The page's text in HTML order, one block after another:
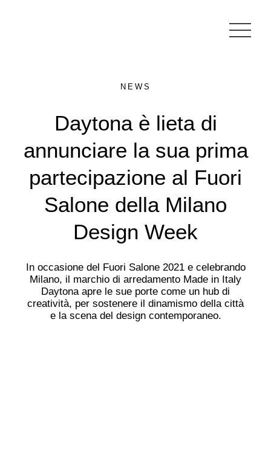
NEWS
Daytona è lieta di
annunciare la sua prima
partecipazione al Fuori
Salone della Milano
Design Week
In occasione del Fuori Salone 2021 e celebrando
Milano, il marchio di arredamento Made in Italy
Daytona apre le sue porte come un hub di
creatività, per sostenere il dinamismo della città
e la scena del design contemporaneo.